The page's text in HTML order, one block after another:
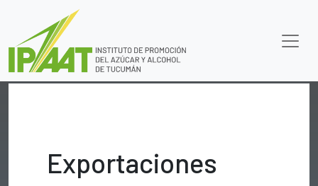
Exportaciones